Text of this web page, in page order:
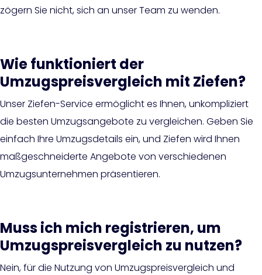
zögern Sie nicht, sich an unser Team zu wenden.
Wie funktioniert der
Umzugspreisvergleich mit Ziefen?
Unser Ziefen-Service ermöglicht es Ihnen, unkompliziert
die besten Umzugsangebote zu vergleichen. Geben Sie
einfach Ihre Umzugsdetails ein, und Ziefen wird Ihnen
maßgeschneiderte Angebote von verschiedenen
Umzugsunternehmen präsentieren.
Muss ich mich registrieren, um
Umzugspreisvergleich zu nutzen?
Nein, für die Nutzung von Umzugspreisvergleich und